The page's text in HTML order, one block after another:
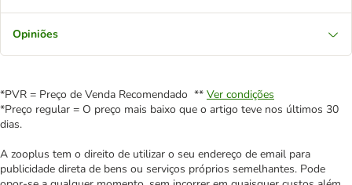
Opiniões
*PVR = Preço de Venda Recomendado ** Ver condições
*Preço regular = O preço mais baixo que o artigo teve nos últimos 30
dias.
A zooplus tem o direito de utilizar o seu endereço de email para
publicidade direta de bens ou serviços próprios semelhantes. Pode